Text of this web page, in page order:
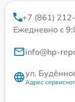
+7 (861)
Ежедневно с
info@hp-
ул.
Адрес